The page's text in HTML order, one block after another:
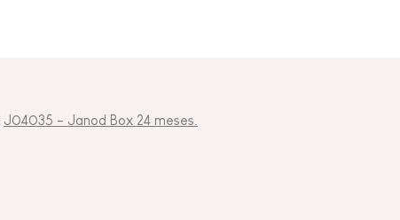
J04035 - Janod Box 24 meses.